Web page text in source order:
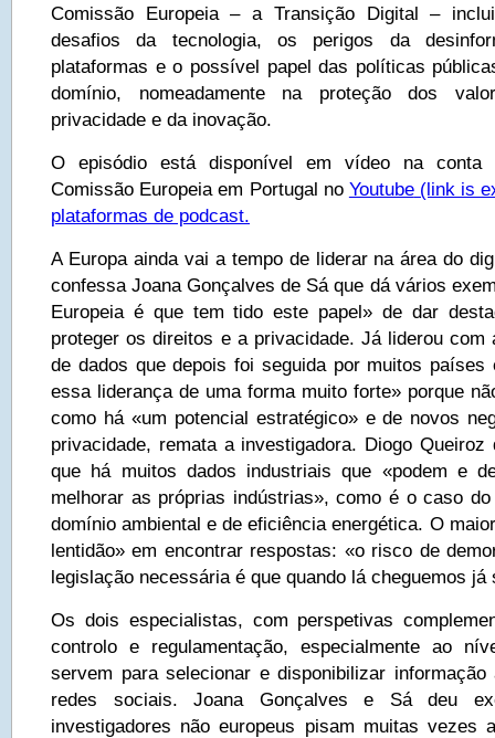
Comissão Europeia – a Transição Digital –
desafios da tecnologia, os perigos da
plataformas e o possível papel das políticas
domínio, nomeadamente na proteção dos
privacidade e da inovação.
O episódio está disponível em vídeo na conta
Comissão Europeia em Portugal no Youtube(link is
plataformas de podcast.
A Europa ainda vai a tempo de liderar na área do
confessa Joana Gonçalves de Sá que dá vários
Europeia é que tem tido este papel» de dar
proteger os direitos e a privacidade. Já liderou com
de dados que depois foi seguida por muitos países
essa liderança de uma forma muito forte» porque
como há «um potencial estratégico» e de novos
privacidade, remata a investigadora. Diogo Queiroz
que há muitos dados industriais que «podem e
melhorar as próprias indústrias», como é o caso
domínio ambiental e de eficiência energética. O
lentidão» em encontrar respostas: «o risco de
legislação necessária é que quando lá cheguemos já
Os dois especialistas, com perspetivas
controlo e regulamentação, especialmente ao
servem para selecionar e disponibilizar
redes sociais. Joana Gonçalves e Sá deu
investigadores não europeus pisam muitas